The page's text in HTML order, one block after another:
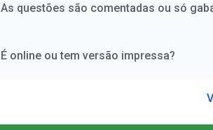
As questões são comentadas ou só
É online ou tem versão impressa?